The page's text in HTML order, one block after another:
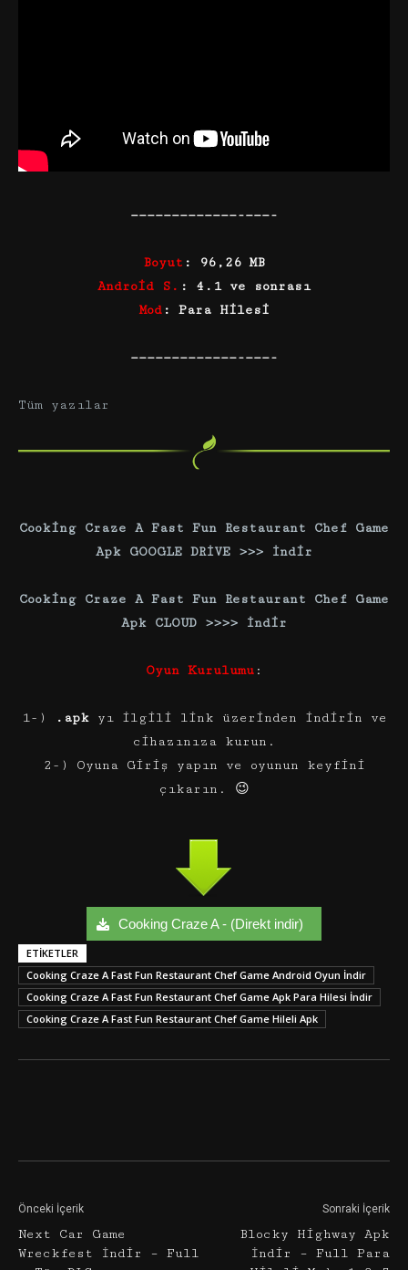
—————————————-———-
Boyut : 96,26 MB
Android S. : 4.1 ve sonrası
Mod: Para Hilesi
—————————————-———-
Tüm yazılar
Cooking Craze A Fast Fun Restaurant Chef Game
Apk GOOGLE DRİVE >>> İndir
Cooking Craze A Fast Fun Restaurant Chef Game
Apk CLOUD >>>> İndir
Oyun Kurulumu :
1-) .apkyı ilgili link üzerinden indirin ve
cihazınıza kurun.
2-) Oyuna Giriş yapın ve oyunun keyfini
çıkarın. 😉
Cooking Craze A - (Direkt indir)
ETIKETLER
Cooking Craze A Fast Fun Restaurant Chef Game Android Oyun İndir
Cooking Craze A Fast Fun Restaurant Chef Game Apk Para Hilesi İndir
Cooking Craze A Fast Fun Restaurant Chef Game Hileli Apk
Önceki İçerik
Next Car Game
Wreckfest İndir – Full
Sonraki İçerik
Blocky Highway Apk
İndir – Full Para